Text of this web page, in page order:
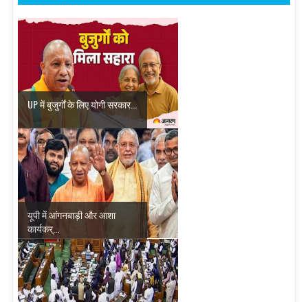
UP में बुजुर्गों के लिए योगी सरकार...
यूपी में आंगनबाड़ी और आशा
कार्यकर्...